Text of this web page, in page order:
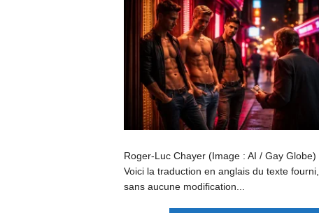
Roger-Luc Chayer (Image : AI / Gay Globe)
Voici la traduction en anglais du texte fourni,
sans aucune modification...